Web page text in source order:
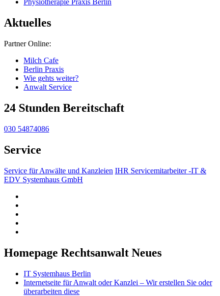
Physiotherapie Praxis Berlin
Aktuelles
Partner Online:
Milch Cafe
Berlin Praxis
Wie gehts weiter?
Anwalt Service
24 Stunden Bereitschaft
030 54874086
Service
Service für Anwälte und Kanzleien IHR Servicemitarbeiter -IT &
EDV Systemhaus GmbH
Homepage Rechtsanwalt Neues
IT Systemhaus Berlin
Internetseite für Anwalt oder Kanzlei – Wir erstellen Sie oder
überarbeiten diese